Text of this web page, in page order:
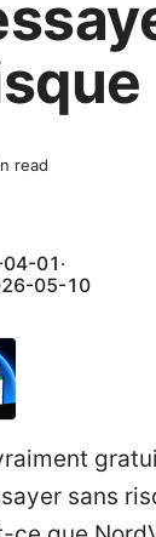
read
01 ·
05-10
sans